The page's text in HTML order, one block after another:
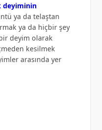
deyiminin
ya da telaştan
ya da hiçbir şey
deyim olarak
kesilmek
arasında yer